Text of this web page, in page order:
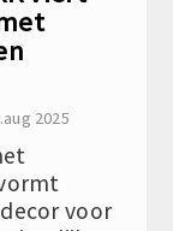
2025
voor